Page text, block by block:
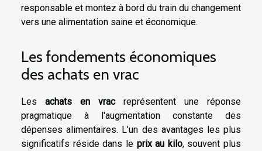
responsable et montez à bord du train du changement
vers une alimentation saine et économique.
Les fondements économiques
des achats en vrac
Les achats en vracreprésentent une réponse
pragmatique à l'augmentation constante des
dépenses alimentaires. L'un des avantages les plus
significatifs réside dans le prix au kilo, souvent plus